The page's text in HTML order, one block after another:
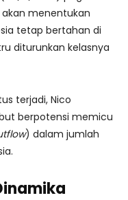
menentukan
tetap bertahan di
diturunkan kelasnya
terjadi, Nico
berpotensi memicu
) dalam jumlah